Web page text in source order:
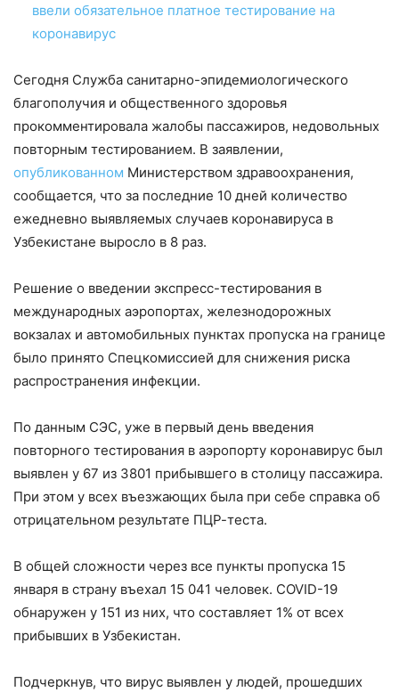
ввели обязательное платное тестирование на
коронавирус
Сегодня Служба санитарно-эпидемиологического
благополучия и общественного здоровья
прокомментировала жалобы пассажиров, недовольных
повторным тестированием. В заявлении,
опубликованном Министерством здравоохранения,
сообщается, что за последние 10 дней количество
ежедневно выявляемых случаев коронавируса в
Узбекистане выросло в 8 раз.
Решение о введении экспресс-тестирования в
международных аэропортах, железнодорожных
вокзалах и автомобильных пунктах пропуска на границе
было принято Спецкомиссией для снижения риска
распространения инфекции.
По данным СЭС, уже в первый день введения
повторного тестирования в аэропорту коронавирус был
выявлен у 67 из 3801 прибывшего в столицу пассажира.
При этом у всех въезжающих была при себе справка об
отрицательном результате ПЦР-теста.
В общей сложности через все пункты пропуска 15
января в страну въехал 15 041 человек. COVID-19
обнаружен у 151 из них, что составляет 1% от всех
прибывших в Узбекистан.
Подчеркнув, что вирус выявлен у людей, прошедших